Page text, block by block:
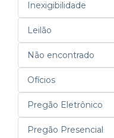
Inexigibilidade
Leilão
Não encontrado
Ofícios
Pregão Eletrônico
Pregão Presencial